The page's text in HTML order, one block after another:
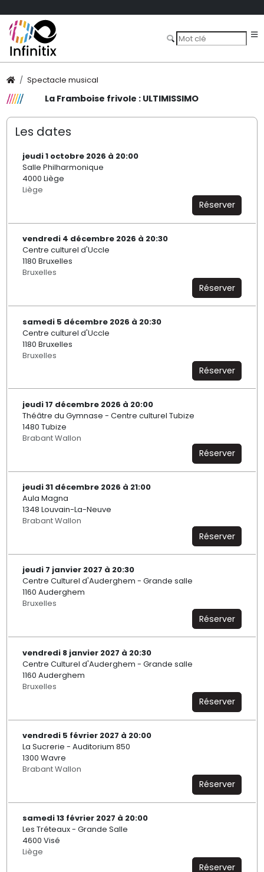
Spectacle musical
La Framboise frivole : ULTIMISSIMO
Les dates
jeudi 1 octobre 2026 à 20:00
Salle Philharmonique
4000 Liège
Liège
Réserver
vendredi 4 décembre 2026 à 20:30
Centre culturel d'Uccle
1180 Bruxelles
Bruxelles
Réserver
samedi 5 décembre 2026 à 20:30
Centre culturel d'Uccle
1180 Bruxelles
Bruxelles
Réserver
jeudi 17 décembre 2026 à 20:00
Théâtre du Gymnase - Centre culturel Tubize
1480 Tubize
Brabant Wallon
Réserver
jeudi 31 décembre 2026 à 21:00
Aula Magna
1348 Louvain-La-Neuve
Brabant Wallon
Réserver
jeudi 7 janvier 2027 à 20:30
Centre Culturel d'Auderghem - Grande salle
1160 Auderghem
Bruxelles
Réserver
vendredi 8 janvier 2027 à 20:30
Centre Culturel d'Auderghem - Grande salle
1160 Auderghem
Bruxelles
Réserver
vendredi 5 février 2027 à 20:00
La Sucrerie - Auditorium 850
1300 Wavre
Brabant Wallon
Réserver
samedi 13 février 2027 à 20:00
Les Tréteaux - Grande Salle
4600 Visé
Liège
Réserver